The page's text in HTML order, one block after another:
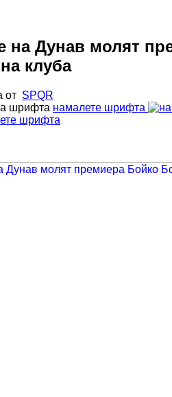
на Дунав молят
клуба
от SPQR
шрифта намалете шрифта